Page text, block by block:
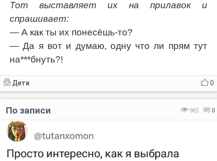
Тот выставляет их на прилавок и
спрашивает:
— А как ты их понесёшь-то?
— Да я вот и думаю, одну что ли прям тут
на***бнуть?!
0
Дети
965 0
По записи